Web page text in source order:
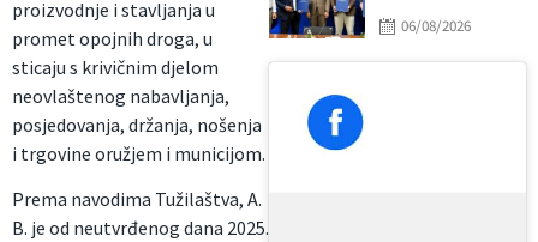
proizvodnje i stavljanja u
promet opojnih droga, u
sticaju s krivičnim djelom
neovlaštenog nabavljanja,
posjedovanja, držanja, nošenja
i trgovine oružjem i municijom.
Prema navodima Tužilaštva, A.
B. je od neutvrđenog dana 2025.
izdvojeno gotovo
06/08/2026